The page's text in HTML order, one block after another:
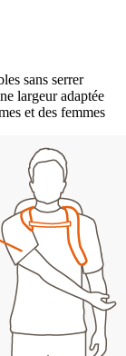
sans serrer
largeur adaptée
et des femmes